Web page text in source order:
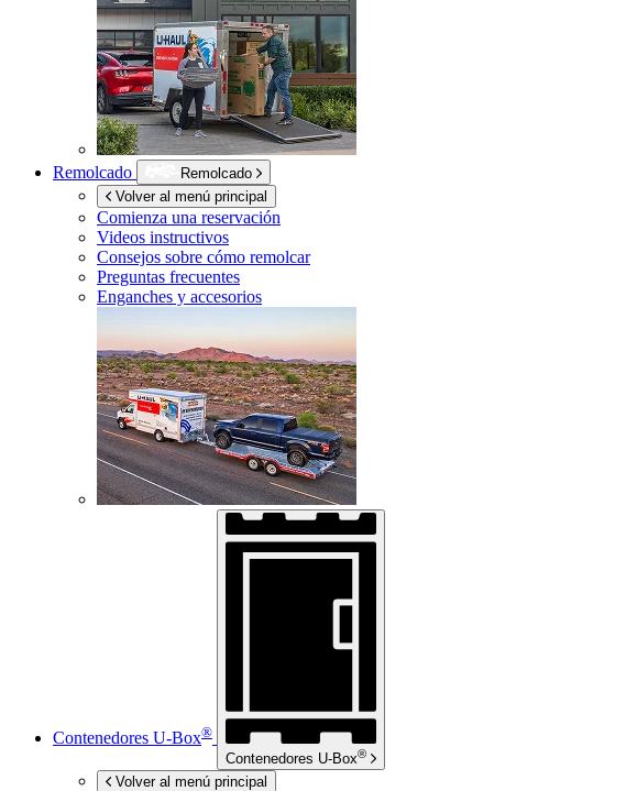
Remolcado
Remolcado
Volver al menú principal
Comienza una reservación
Videos instructivos
Consejos sobre cómo remolcar
Preguntas frecuentes
Enganches y accesorios
Contenedores U-Box®
Contenedores U-Box®
Volver al menú principal